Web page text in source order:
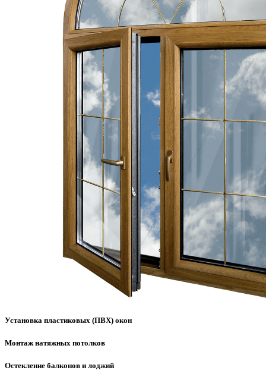
Установка пластиковых (ПВХ) окон
Монтаж натяжных потолков
Остекление балконов и лоджий